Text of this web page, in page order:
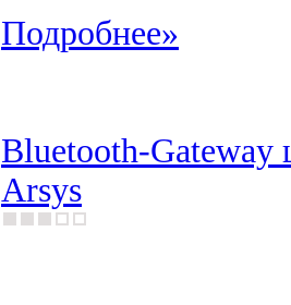
Подробнее»
Bluetooth-Gateway
Arsys